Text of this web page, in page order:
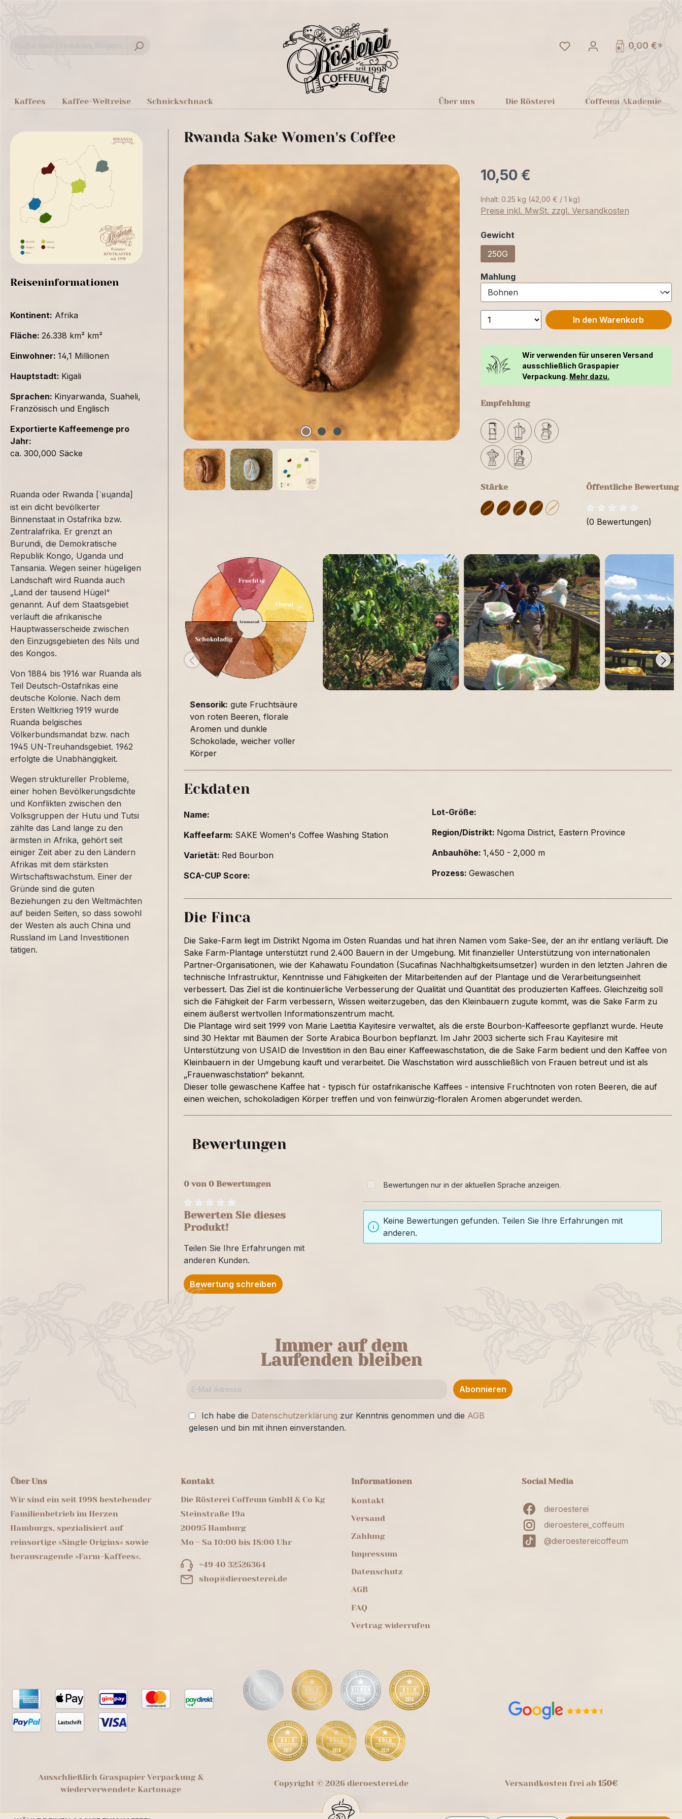
Du hast 0 Produkte auf
0,00 €*
Kaffees Kaffee-Weltreise Schnickschnack Über uns Die Rösterei Coffeum Akademie
Reiseninformationen
Kontinent: Afrika
Fläche: 26.338 km² km²
Einwohner: 14,1 Millionen
Hauptstadt: Kigali
Sprachen: Kinyarwanda, Suaheli,
Französisch und Englisch
Exportierte Kaffeemenge pro
Jahr:
ca. 300,000 Säcke
Ruanda oder Rwanda [ˈʁuanda]
ist ein dicht bevölkerter
Binnenstaat in Ostafrika bzw.
Zentralafrika. Er grenzt an
Burundi, die Demokratische
Republik Kongo, Uganda und
Tansania. Wegen seiner hügeligen
Landschaft wird Ruanda auch
„Land der tausend Hügel“
genannt. Auf dem Staatsgebiet
verläuft die afrikanische
Hauptwasserscheide zwischen
den Einzugsgebieten des Nils und
des Kongos.
Von 1884 bis 1916 war Ruanda als
Teil Deutsch-Ostafrikas eine
deutsche Kolonie. Nach dem
Ersten Weltkrieg 1919 wurde
Ruanda belgisches
Völkerbundsmandat bzw. nach
1945 UN-Treuhandsgebiet. 1962
erfolgte die Unabhängigkeit.
Wegen struktureller Probleme,
einer hohen Bevölkerungsdichte
und Konflikten zwischen den
Volksgruppen der Hutu und Tutsi
zählte das Land lange zu den
ärmsten in Afrika, gehört seit
einiger Zeit aber zu den Ländern
Afrikas mit dem stärksten
Wirtschaftswachstum. Einer der
Gründe sind die guten
Beziehungen zu den Weltmächten
auf beiden Seiten, so dass sowohl
der Westen als auch China und
Russland im Land Investitionen
tätigen.
Rwanda Sake Women's Coffee
10,50 €
Inhalt: 0.25 kg (42,00 € / 1 kg)
Preise inkl. MwSt. zzgl. Versandkosten
Gewichtauswählen
250G
Mahlungauswählen
In den Warenkorb
Wir verwenden für unseren Versand
ausschließlich Graspapier
Verpackung. Mehr dazu.
Empfehlung
Stärke Öffentliche Bewertung
(0 Bewertungen)
Sensorik: gute Fruchtsäure
von roten Beeren, florale
Aromen und dunkle
Schokolade, weicher voller
Körper
Eckdaten
Name:
Kaffeefarm: SAKE Women's Coffee Washing Station
Varietät: Red Bourbon
SCA-CUP Score:
Lot-Größe:
Region/Distrikt: Ngoma District, Eastern Province
Anbauhöhe: 1,450 - 2,000 m
Prozess: Gewaschen
Die Finca
Die Sake-Farm liegt im Distrikt Ngoma im Osten Ruandas und hat ihren Namen vom Sake-See, der an ihr entlang verläuft. Die
Sake Farm-Plantage unterstützt rund 2.400 Bauern in der Umgebung. Mit finanzieller Unterstützung von internationalen
Partner-Organisationen, wie der Kahawatu Foundation (Sucafinas Nachhaltigkeitsumsetzer) wurden in den letzten Jahren die
technische Infrastruktur, Kenntnisse und Fähigkeiten der Mitarbeitenden auf der Plantage und die Verarbeitungseinheit
verbessert. Das Ziel ist die kontinuierliche Verbesserung der Qualität und Quantität des produzierten Kaffees. Gleichzeitig soll
sich die Fähigkeit der Farm verbessern, Wissen weiterzugeben, das den Kleinbauern zugute kommt, was die Sake Farm zu
einem äußerst wertvollen Informationszentrum macht.
Die Plantage wird seit 1999 von Marie Laetitia Kayitesire verwaltet, als die erste Bourbon-Kaffeesorte gepflanzt wurde. Heute
sind 30 Hektar mit Bäumen der Sorte Arabica Bourbon bepflanzt. Im Jahr 2003 sicherte sich Frau Kayitesire mit
Unterstützung von USAID die Investition in den Bau einer Kaffeewaschstation, die die Sake Farm bedient und den Kaffee von
Kleinbauern in der Umgebung kauft und verarbeitet. Die Waschstation wird ausschließlich von Frauen betreut und ist als
„Frauenwaschstation“ bekannt.
Dieser tolle gewaschene Kaffee hat - typisch für ostafrikanische Kaffees - intensive Fruchtnoten von roten Beeren, die auf
einen weichen, schokoladigen Körper treffen und von feinwürzig-floralen Aromen abgerundet werden.
Bewertungen
0 von 0 Bewertungen
Bewerten Sie dieses
Produkt!
Teilen Sie Ihre Erfahrungen mit
anderen Kunden.
Bewertung schreiben
Bewertungen nur in der aktuellen Sprache anzeigen.
Keine Bewertungen gefunden. Teilen Sie Ihre Erfahrungen mit
anderen.
Immer auf dem
Laufenden bleiben
Abonnieren
Ich habe die Datenschutzerklärung zur Kenntnis genommen und die AGB
gelesen und bin mit ihnen einverstanden.
Über Uns
Wir sind ein seit 1998 bestehender
Familienbetrieb im Herzen
Hamburgs, spezialisiert auf
reinsortige »Single Origins« sowie
herausragende »Farm-Kaffees«.
Kontakt
Die Rösterei Coffeum GmbH & Co Kg
Steinstraße 19a
20095 Hamburg
Mo - Sa 10:00 bis 18:00 Uhr
+49 40 32526364
shop@dieroesterei.de
Informationen
Kontakt
Versand
Zahlung
Impressum
Datenschutz
AGB
FAQ
Vertrag widerrufen
Social Media
dieroesterei
dieroesterei_coffeum
@dieroestereicoffeum
Ausschließlich Graspapier Verpackung &
wiederverwendete Kartonage
Copyright © 2026 dieroesterei.de Versandkosten frei ab150€